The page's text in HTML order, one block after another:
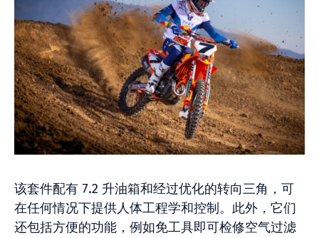
该套件配有 7.2 升油箱和经过优化的转向三角，可
在任何情况下提供人体工程学和控制。此外，它们
还包括方便的功能，例如免工具即可检修空气过滤